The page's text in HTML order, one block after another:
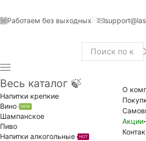
Работаем без выходных
Search
Весь каталог 🍃
Напитки крепкие
Вино
NEW
Шампанское
Пиво
Напитки алкогольные
HOT
О
Акции